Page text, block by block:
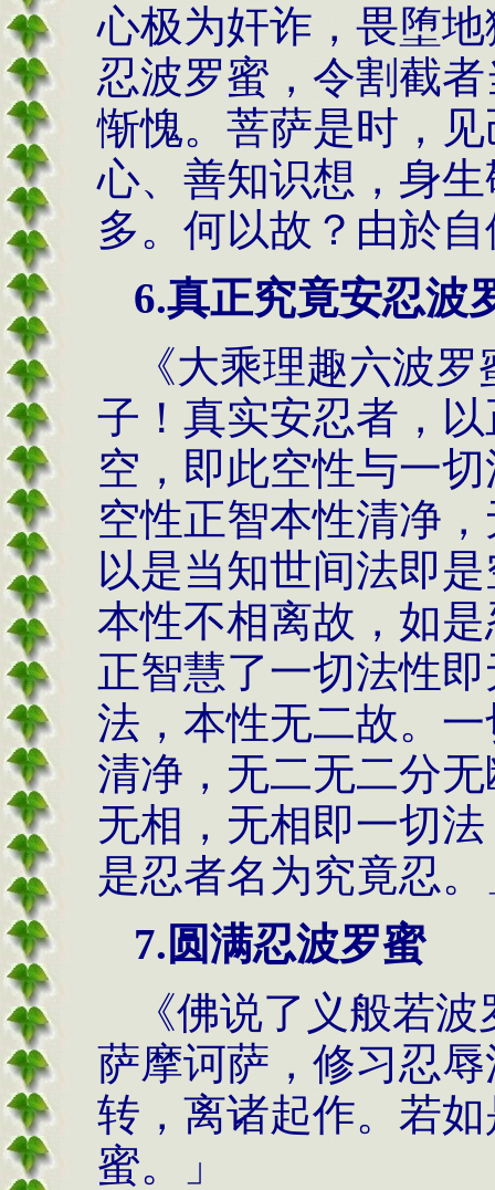
心极为奸诈，畏堕
忍波罗蜜，令割截
惭愧。菩萨是时，
心、善知识想，身
多。何以故？由於
6.真正究竟安忍波
《大乘理趣六波
子！真实安忍者，
空，即此空性与一
空性正智本性清净
以是当知世间法即
本性不相离故，如
正智慧了一切法性
法，本性无二故。
清净，无二无二分
无相，无相即一切
是忍者名为究竟忍。
7.圆满忍波罗蜜
《佛说了义般若
萨摩诃萨，修习忍
转，离诸起作。若
蜜。」